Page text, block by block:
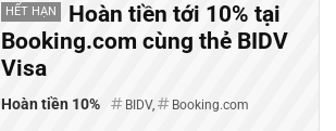
HẾT HẠN
Hoàn tiền tới 10% tại
Booking.com cùng thẻ BIDV
Visa
Hoàn tiền 10% BIDV, Booking.com